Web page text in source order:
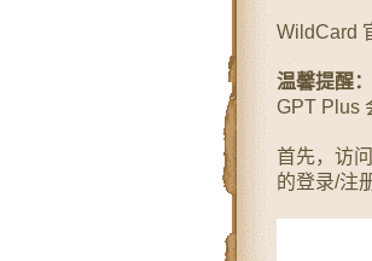
WildCard
温馨提醒：
GPT Plus
首先，访
的登录/注